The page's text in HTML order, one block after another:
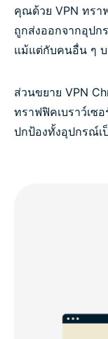
คุณด้วย VPN ทรา
ถูกส่งออกจากอุปก
แม้แต่กับคนอื่น ๆ บ
ส่วนขยาย VPN
ทราฟฟิคเบราว์เซ
ปกป้องทั้งอุปกรณ์เ